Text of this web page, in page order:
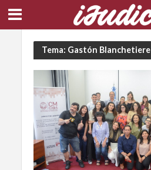
Tema: Gastón Blanchetiere